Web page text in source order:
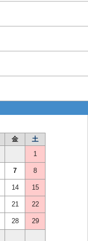
金
土
1
7 8
14 15
21 22
28 29